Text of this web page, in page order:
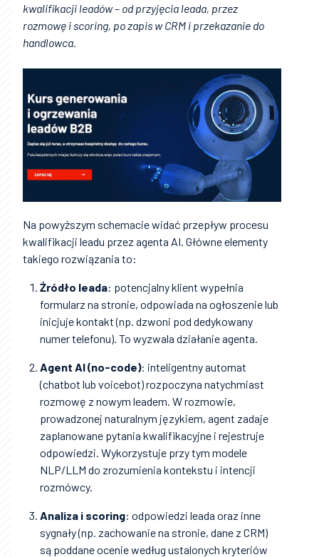
kwalifikacji leadów – od przyjęcia leada, przez
rozmowę i scoring, po zapis w CRM i przekazanie do
handlowca.
Na powyższym schemacie widać przepływ procesu
kwalifikacji leadu przez agenta AI. Główne elementy
takiego rozwiązania to:
Źródło leada: potencjalny klient wypełnia
formularz na stronie, odpowiada na ogłoszenie lub
inicjuje kontakt (np. dzwoni pod dedykowany
numer telefonu). To wyzwala działanie agenta.
Agent AI (no-code): inteligentny automat
(chatbot lub voicebot) rozpoczyna natychmiast
rozmowę z nowym leadem. W rozmowie,
prowadzonej naturalnym językiem, agent zadaje
zaplanowane pytania kwalifikacyjne i rejestruje
odpowiedzi. Wykorzystuje przy tym modele
NLP/LLM do zrozumienia kontekstu i intencji
rozmówcy.
Analiza i scoring: odpowiedzi leada oraz inne
sygnały (np. zachowanie na stronie, dane z CRM)
są poddane ocenie według ustalonych kryteriów